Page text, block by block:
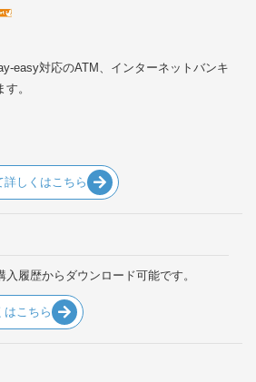
easy対応のATM、インターネットバンキ
。
しくはこちら
履歴からダウンロード可能です。
はこちら